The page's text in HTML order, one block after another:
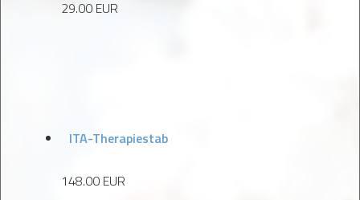
29.00 EUR
ITA-Therapiestab
148.00 EUR